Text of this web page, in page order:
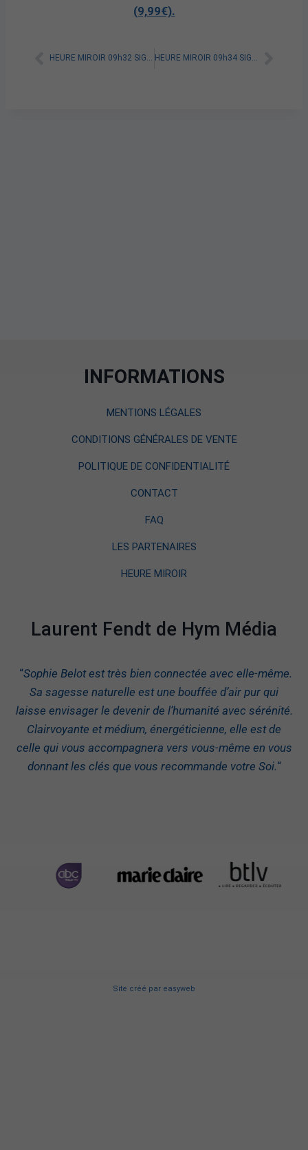
(9,99€).
HEURE MIROIR 09h32 SIGNIFICATION SPIRITUELLE [A LIRE] HEURE MIROIR 09h34 SIGNIFICATION SPIRITUELLE [A LIRE]
INFORMATIONS
MENTIONS LÉGALES
CONDITIONS GÉNÉRALES DE VENTE
POLITIQUE DE CONFIDENTIALITÉ
CONTACT
FAQ
LES PARTENAIRES
HEURE MIROIR
Laurent Fendt de Hym Média
“Sophie Belot est très bien connectée avec elle-même.
Sa sagesse naturelle est une bouffée d’air pur qui
laisse envisager le devenir de l’humanité avec sérénité.
Clairvoyante et médium, énergéticienne, elle est de
celle qui vous accompagnera vers vous-même en vous
donnant les clés que vous recommande votre Soi.“
Site créé par easyweb